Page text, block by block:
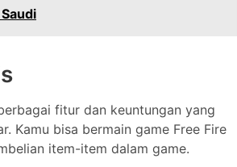
fitur dan keuntungan yang
Kamu bisa bermain game Free Fire
item-item dalam game.